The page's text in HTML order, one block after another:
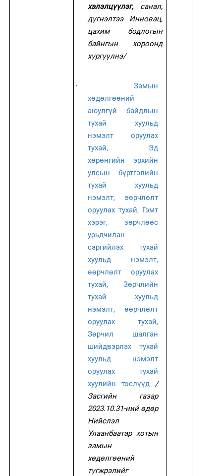
хэлэлцүүлэг,санал,
дүгнэлтээ Инновац,
цахим бодлогын
байнгын хороонд
хүргүүлнэ/
·
Замын
хөдөлгөөний
аюулгүй байдлын
тухай хуульд
нэмэлт оруулах
тухай, Эд
хөрөнгийн эрхийн
улсын бүртгэлийн
тухай хуульд
нэмэлт, өөрчлөлт
оруулах тухай, Гэмт
хэрэг, зөрчлөөс
урьдчилан
сэргийлэх тухай
хуульд нэмэлт,
өөрчлөлт оруулах
тухай, Зөрчлийн
тухай хуульд
нэмэлт, өөрчлөлт
оруулах тухай,
Зөрчил шалган
шийдвэрлэх тухай
хуульд нэмэлт
оруулах тухай
хуулийн төслүүд
/
Засгийн газар
2023.10.31-ний өдөр
Нийслэл
Улаанбаатар хотын
замын
хөдөлгөөний
түгжрэлийг